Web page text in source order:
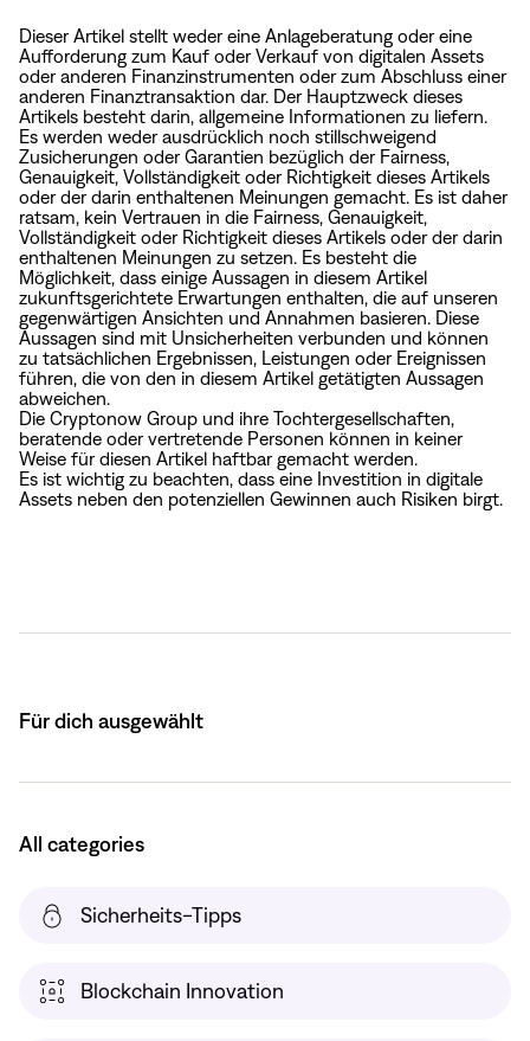
Dieser Artikel stellt weder eine Anlageberatung oder eine
Aufforderung zum Kauf oder Verkauf von digitalen Assets
oder anderen Finanzinstrumenten oder zum Abschluss einer
anderen Finanztransaktion dar. Der Hauptzweck dieses
Artikels besteht darin, allgemeine Informationen zu liefern.
Es werden weder ausdrücklich noch stillschweigend
Zusicherungen oder Garantien bezüglich der Fairness,
Genauigkeit, Vollständigkeit oder Richtigkeit dieses Artikels
oder der darin enthaltenen Meinungen gemacht. Es ist daher
ratsam, kein Vertrauen in die Fairness, Genauigkeit,
Vollständigkeit oder Richtigkeit dieses Artikels oder der darin
enthaltenen Meinungen zu setzen. Es besteht die
Möglichkeit, dass einige Aussagen in diesem Artikel
zukunftsgerichtete Erwartungen enthalten, die auf unseren
gegenwärtigen Ansichten und Annahmen basieren. Diese
Aussagen sind mit Unsicherheiten verbunden und können
zu tatsächlichen Ergebnissen, Leistungen oder Ereignissen
führen, die von den in diesem Artikel getätigten Aussagen
abweichen.
Die Cryptonow Group und ihre Tochtergesellschaften,
beratende oder vertretende Personen können in keiner
Weise für diesen Artikel haftbar gemacht werden.
Es ist wichtig zu beachten, dass eine Investition in digitale
Assets neben den potenziellen Gewinnen auch Risiken birgt.
Für dich ausgewählt
All categories
Sicherheits-Tipps
Blockchain Innovation